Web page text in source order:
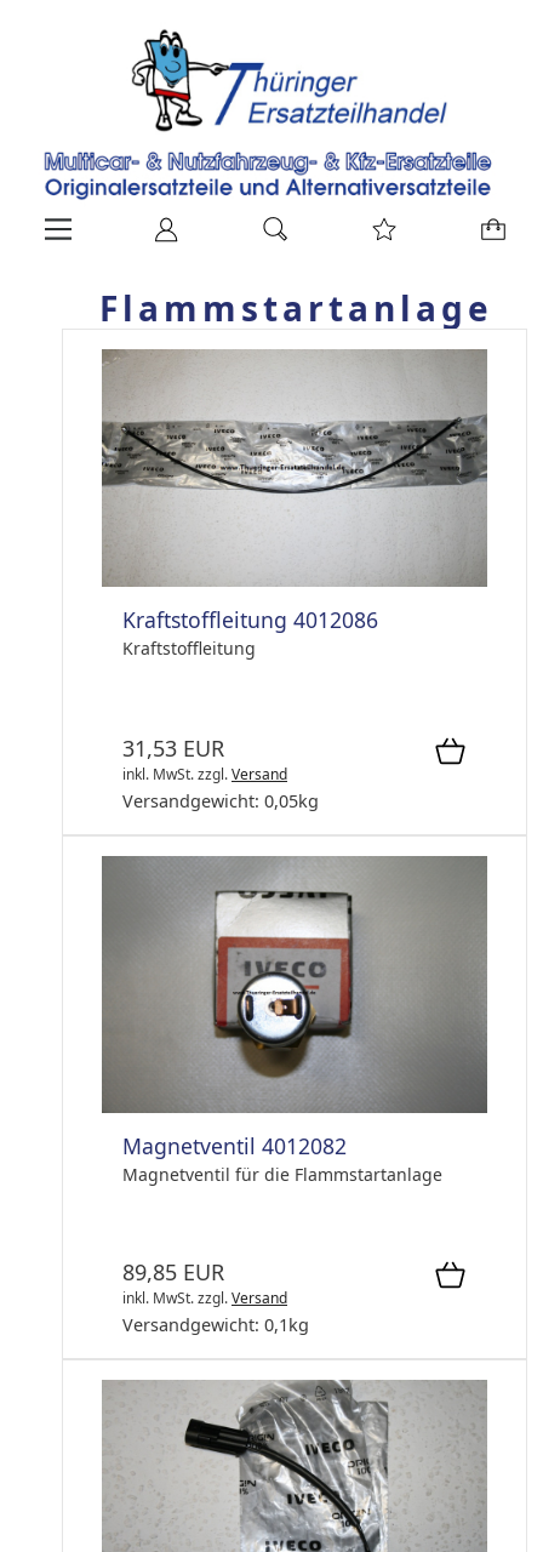
Flammstartanlage
Kraftstoffleitung 4012086
Kraftstoffleitung
31,53 EUR
inkl. MwSt.zzgl.Versand
Versandgewicht: 0,05kg
Magnetventil 4012082
Magnetventil für die Flammstartanlage
89,85 EUR
inkl. MwSt.zzgl.Versand
Versandgewicht: 0,1 kg